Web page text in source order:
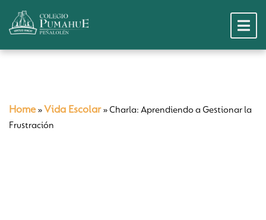
Home » Vida Escolar» Charla: Aprendiendo a Gestionar la
Frustración